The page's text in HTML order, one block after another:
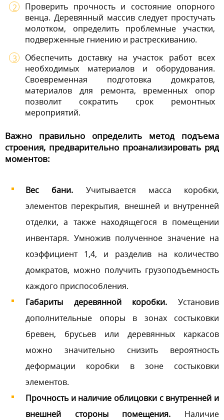
Проверить прочность и состояние опорного
венца. Деревянный массив следует простучать
молотком, определить проблемные участки,
подверженные гниению и растрескиванию.
Обеспечить доставку на участок работ всех
необходимых материалов и оборудования.
Своевременная подготовка домкратов,
материалов для ремонта, временных опор
позволит сократить срок ремонтных
мероприятий.
Важно правильно определить метод подъема
строения, предварительно проанализировать ряд
моментов:
Вес бани. Учитывается масса коробки,
элементов перекрытия, внешней и внутренней
отделки, а также находящегося в помещении
инвентаря. Умножив полученное значение на
коэффициент 1,4, и разделив на количество
домкратов, можно получить грузоподъемность
каждого приспособления.
Габариты деревянной коробки. Установив
дополнительные опоры в зонах состыковки
бревен, брусьев или деревянных каркасов
можно значительно снизить вероятность
деформации коробки в зоне состыковки
элементов.
Прочность и наличие облицовки с внутренней и
внешней стороны помещения. Наличие